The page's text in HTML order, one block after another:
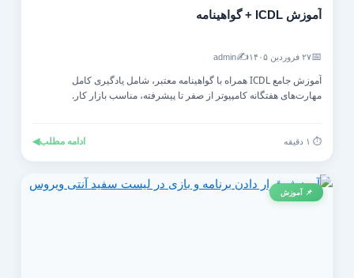
آموزش ICDL + گواهینامه
۲۷ فروردین ۱۴۰۵ ✍️
admin
آموزش جامع ICDL همراه با گواهینامه معتبر، شامل یادگیری کامل
مهارت‌های هفتگانه کامپیوتر از صفر تا پیشرفته، مناسب بازار کار.
ادامه مطلب◀
📌 آموزش